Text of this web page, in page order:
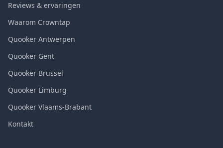
Reviews & ervaringen
Waarom Crowntap
Quooker Antwerpen
Quooker Gent
Quooker Brussel
Quooker Limburg
Quooker Vlaams-Brabant
Kontakt